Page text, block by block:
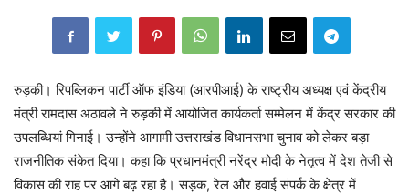
रुड़की। रिपब्लिकन पार्टी ऑफ इंडिया (आरपीआई) के राष्ट्रीय अध्यक्ष एवं केंद्रीय
मंत्री रामदास अठावले ने रुड़की में आयोजित कार्यकर्ता सम्मेलन में केंद्र सरकार की
उपलब्धियां गिनाई। उन्होंने आगामी उत्तराखंड विधानसभा चुनाव को लेकर बड़ा
राजनीतिक संकेत दिया। कहा कि प्रधानमंत्री नरेंद्र मोदी के नेतृत्व में देश तेजी से
विकास की राह पर आगे बढ़ रहा है। सड़क, रेल और हवाई संपर्क के क्षेत्र में